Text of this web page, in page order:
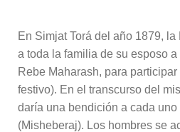
En Simjat Torá del año 1879,
a toda la familia de su esposo a
Rebe Maharash, para
festivo). En el transcurso del
daría una bendición a cada
(Misheberaj). Los hombres se